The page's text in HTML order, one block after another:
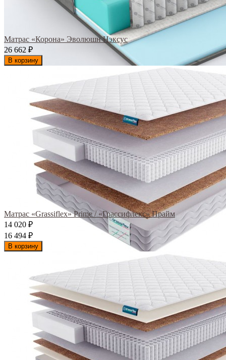
Матрас «Корона» Эволюшн Нэксус
26 662 ₽
В корзину
Матрас «Grassiflex» Prime / «Грассифлекс» Прайм
14 020 ₽
16 494 ₽
В корзину